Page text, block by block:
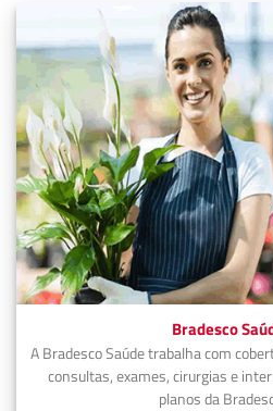
Bradesco
A Bradesco Saúde trabalha com
consultas, exames, cirurgias e
planos da